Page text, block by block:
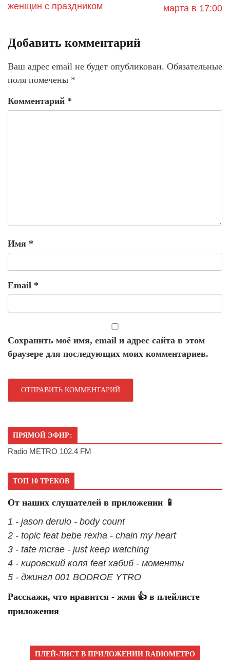
женщин с праздником
марта в 17:00
Добавить комментарий
Ваш адрес email не будет опубликован. Обязательные
поля помечены *
Комментарий *
Имя *
Email *
Сохранить моё имя, email и адрес сайта в этом
браузере для последующих моих комментариев.
ПРЯМОЙ ЭФИР:
Radio METRO 102.4 FM
ТОП 10 ТРЕКОВ
От наших слушателей в приложении 📱
1 - jason derulo - body count
2 - topic feat bebe rexha - chain my heart
3 - tate mcrae - just keep watching
4 - кировский коля feat хабиб - моменты
5 - джингл 001 BODROE YTRO
Расскажи, что нравится - жми 👍 в плейлисте
приложения
ПЛЕЙ-ЛИСТ В ПРИЛОЖЕНИИ RADIOМЕТРО